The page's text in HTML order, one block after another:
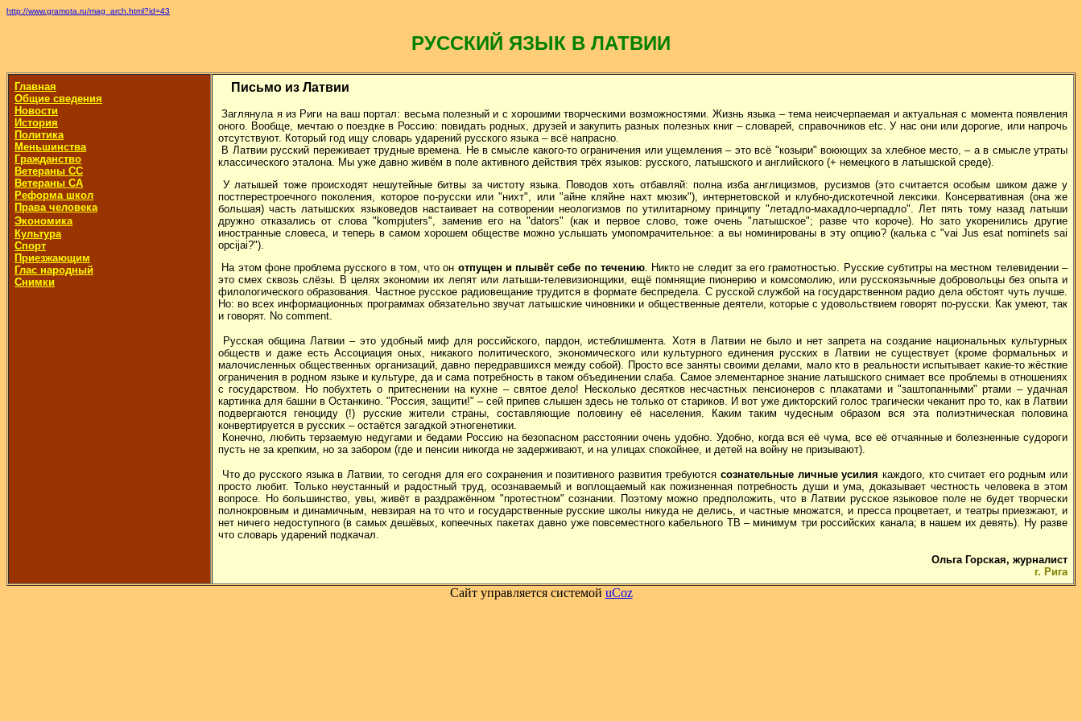
http://www.gramota.ru/mag_arch.html?id=43
РУССКИЙ ЯЗЫК В ЛАТВИИ
Главная
Общие сведения
Новости
История
Политика
Меньшинства
Гражданство
Ветераны СС
Ветераны СА
Реформа школ
Права человека
Экономика
Культура
Спорт
Приезжающим
Глас народный
Снимки
Письмо из Латвии
Заглянула я из Риги на ваш портал: весьма полезный и с хорошими творческими возможностями. Жизнь языка – тема неисчерпаемая и актуальная с момента появления
оного. Вообще, мечтаю о поездке в Россию: повидать родных, друзей и закупить разных полезных книг – словарей, справочников etc. У нас они или дорогие, или напрочь
отсутствуют. Который год ищу словарь ударений русского языка – всё напрасно.
В Латвии русский переживает трудные времена. Не в смысле какого-то ограничения или ущемления – это всё "козыри" воюющих за хлебное место, – а в смысле утраты
классического эталона. Мы уже давно живём в поле активного действия трёх языков: русского, латышского и английского (+ немецкого в латышской среде).
У латышей тоже происходят нешутейные битвы за чистоту языка. Поводов хоть отбавляй: полна изба англицизмов, русизмов (это считается особым шиком даже у
постперестроечного поколения, которое по-русски или "нихт", или "айне кляйне нахт мюзик"), интернетовской и клубно-дискотечной лексики. Консервативная (она же
большая) часть латышских языковедов настаивает на сотворении неологизмов по утилитарному принципу "летадло-махадло-черпадло". Лет пять тому назад латыши
дружно отказались от слова "kompjuters", заменив его на "dators" (как и первое слово, тоже очень "латышское"; разве что короче). Но зато укоренились другие
иностранные словеса, и теперь в самом хорошем обществе можно услышать умопомрачительное: а вы номинированы в эту опцию? (калька с "vai Jus esat nominets sai
opcijai?").
На этом фоне проблема русского в том, что он отпущен и плывёт себе по течению. Никто не следит за его грамотностью. Русские субтитры на местном телевидении –
это смех сквозь слёзы. В целях экономии их лепят или латыши-телевизионщики, ещё помнящие пионерию и комсомолию, или русскоязычные добровольцы без опыта и
филологического образования. Частное русское радиовещание трудится в формате беспредела. С русской службой на государственном радио дела обстоят чуть лучше.
Но: во всех информационных программах обязательно звучат латышские чиновники и общественные деятели, которые с удовольствием говорят по-русски. Как умеют, так
и говорят. No comment.
Русская община Латвии – это удобный миф для российского, пардон, истеблишмента. Хотя в Латвии не было и нет запрета на создание национальных культурных
обществ и даже есть Ассоциация оных, никакого политического, экономического или культурного единения русских в Латвии не существует (кроме формальных и
малочисленных общественных организаций, давно передравшихся между собой). Просто все заняты своими делами, мало кто в реальности испытывает какие-то жёсткие
ограничения в родном языке и культуре, да и сама потребность в таком объединении слаба. Самое элементарное знание латышского снимает все проблемы в отношениях
с государством. Но побухтеть о притеснении на кухне – святое дело! Несколько десятков несчастных пенсионеров с плакатами и "заштопанными" ртами – удачная
картинка для башни в Останкино. "Россия, защити!" – сей припев слышен здесь не только от стариков. И вот уже дикторский голос трагически чеканит про то, как в Латвии
подвергаются геноциду (!) русские жители страны, составляющие половину её населения. Каким таким чудесным образом вся эта полиэтническая половина
конвертируется в русских – остаётся загадкой этногенетики.
Конечно, любить терзаемую недугами и бедами Россию на безопасном расстоянии очень удобно. Удобно, когда вся её чума, все её отчаянные и болезненные судороги
пусть не за крепким, но за забором (где и пенсии никогда не задерживают, и на улицах спокойнее, и детей на войну не призывают).
Что до русского языка в Латвии, то сегодня для его сохранения и позитивного развития требуются сознательные личные усилия каждого, кто считает его родным или
просто любит. Только неустанный и радостный труд, осознаваемый и воплощаемый как пожизненная потребность души и ума, доказывает честность человека в этом
вопросе. Но большинство, увы, живёт в раздражённом "протестном" сознании. Поэтому можно предположить, что в Латвии русское языковое поле не будет творчески
полнокровным и динамичным, невзирая на то что и государственные русские школы никуда не делись, и частные множатся, и пресса процветает, и театры приезжают, и
нет ничего недоступного (в самых дешёвых, копеечных пакетах давно уже повсеместного кабельного ТВ – минимум три российских канала; в нашем их девять). Ну разве
что словарь ударений подкачал.
Ольга Горская, журналист
г. Рига
Сайт управляется системой uCoz